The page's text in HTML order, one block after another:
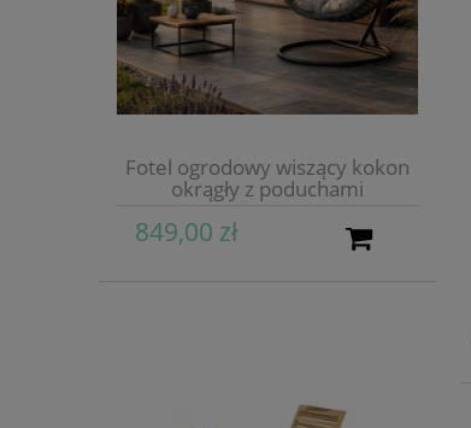
Fotel ogrodowy wiszący kokon
okrągły z poduchami
849,00 zł